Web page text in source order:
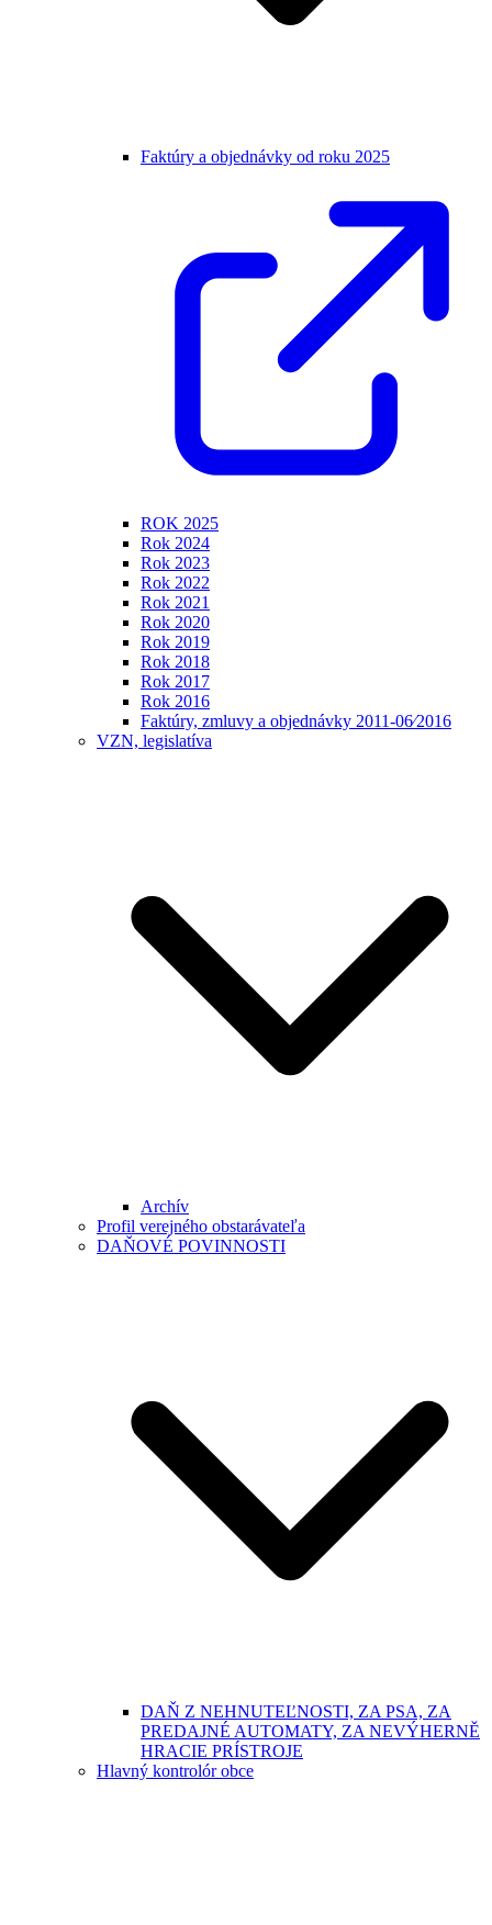
Faktúry a objednávky od roku 2025
ROK 2025
Rok 2024
Rok 2023
Rok 2022
Rok 2021
Rok 2020
Rok 2019
Rok 2018
Rok 2017
Rok 2016
Faktúry, zmluvy a objednávky 2011-06⁄2016
VZN, legislatíva
Archív
Profil verejného obstarávateľa
DAŇOVÉ POVINNOSTI
DAŇ Z NEHNUTEĽNOSTI, ZA PSA, ZA
PREDAJNÉ AUTOMATY, ZA NEVÝHERNĚ
HRACIE PRÍSTROJE
Hlavný kontrolór obce